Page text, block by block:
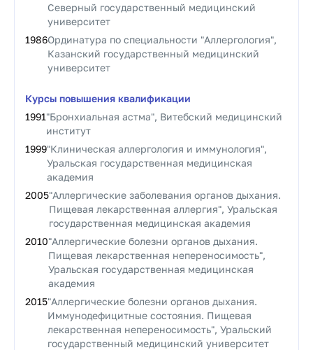
Северный государственный медицинский
университет
1986Ординатура по специальности "Аллергология",
Казанский государственный медицинский
университет
Курсы повышения квалификации
1991"Бронхиальная астма", Витебский медицинский
институт
1999"Клиническая аллергология и иммунология",
Уральская государственная медицинская
академия
2005"Аллергические заболевания органов дыхания.
Пищевая лекарственная аллергия", Уральская
государственная медицинская академия
2010"Аллергические болезни органов дыхания.
Пищевая лекарственная непереносимость",
Уральская государственная медицинская
академия
2015"Аллергические болезни органов дыхания.
Иммунодефицитные состояния. Пищевая
лекарственная непереносимость", Уральский
государственный медицинский университет